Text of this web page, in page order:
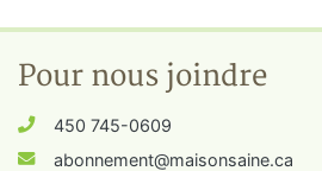
Pour nous joindre
450 745-0609
abonnement@maisonsaine.ca